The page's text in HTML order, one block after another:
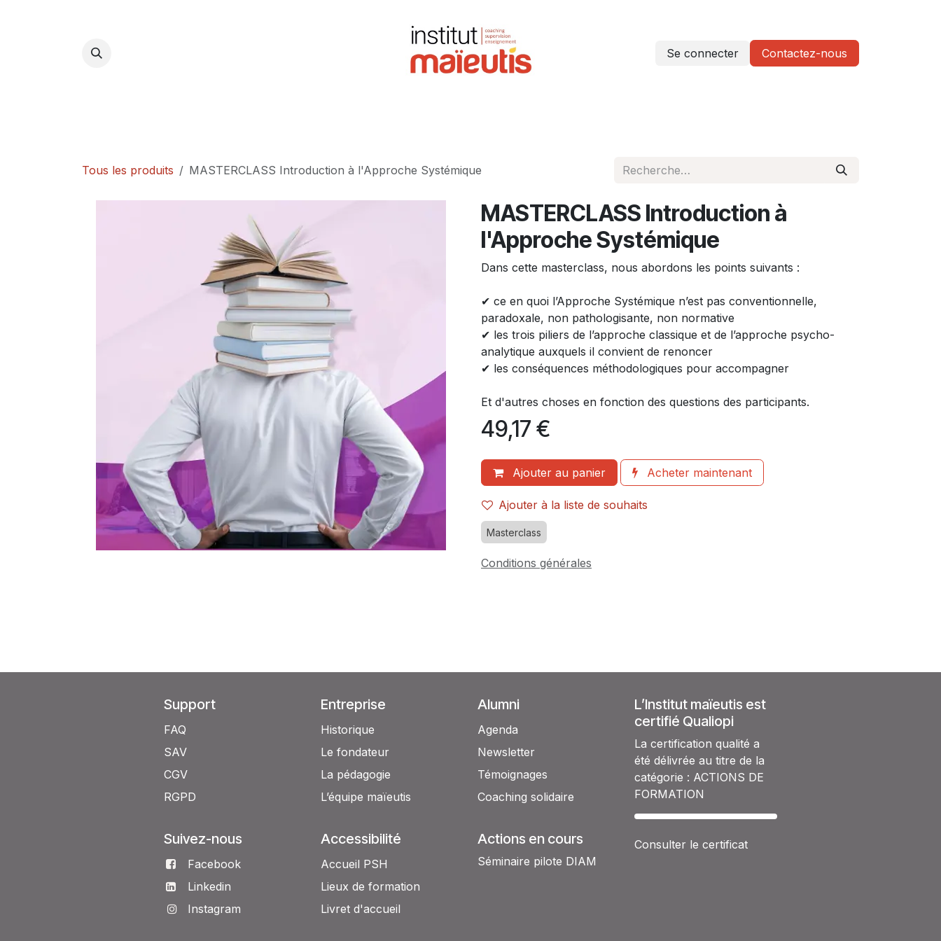
Se connecter Contactez-nous
Tous les produits MASTERCLASS Introduction à l'Approche Systémique
MASTERCLASS Introduction à
l'Approche Systémique
Dans cette masterclass, nous abordons les points suivants :
✔ ce en quoi l’Approche Systémique n’est pas conventionnelle,
paradoxale, non pathologisante, non normative
✔ les trois piliers de l’approche classique et de l’approche psycho-
analytique auxquels il convient de renoncer
✔ les conséquences méthodologiques pour accompagner
Et d'autres choses en fonction des questions des participants.
49,17 €
Ajouter au panier Acheter maintenant
Ajouter à la liste de souhaits
Masterclass
Conditions générales
Support
FAQ
SAV
CGV
RGPD
Suivez-nous
Facebook
Linkedin
Instagram
Entreprise
Historique
Le fondateur
La pédagogie
L’équipe maïeutis
Accessibilité
Accueil PSH
Lieux de formation
Livret d'accueil
Alumni
Agenda
Newsletter
Témoignages
Coaching solidaire
Actions en cours
Séminaire pilote DIAM
L’Institut maïeutis est
certifié Qualiopi
La certification qualité a
été délivrée au titre de la
catégorie : ACTIONS DE
FORMATION​
Consulter le certificat